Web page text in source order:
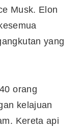
Musk. Elon
yang
orang
kelajuan
Kereta api